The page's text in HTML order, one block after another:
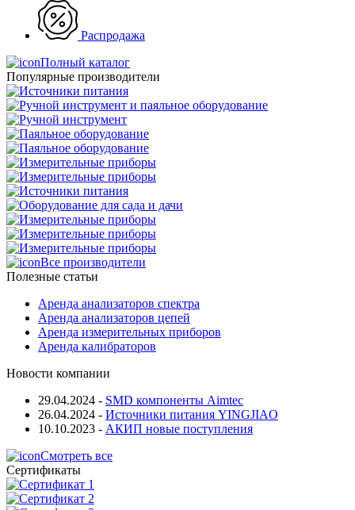
Распродажа
Полный каталог
Популярные производители
Все производители
Полезные статьи
Аренда анализаторов спектра
Аренда анализаторов цепей
Аренда измерительных приборов
Аренда калибраторов
Новости компании
29.04.2024 - SMD компоненты Aimtec
26.04.2024 - Источники питания YINGJIAO
10.10.2023 - АКИП новые поступления
Смотреть все
Сертификаты